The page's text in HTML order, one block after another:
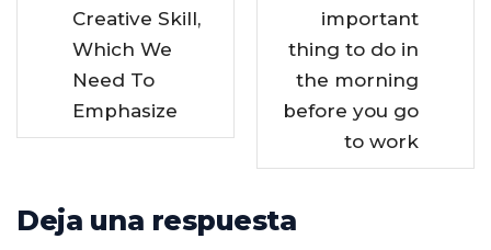
Creative Skill,
Which We
Need To
Emphasize
important
thing to do in
the morning
before you go
to work
Deja una respuesta